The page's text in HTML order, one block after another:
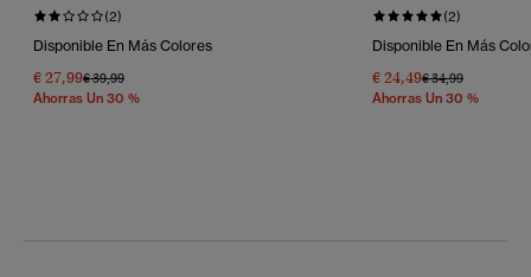
(2)
Disponible En Más Colores
€ 27,99Precio Rebajado De
€ 39,99A
Ahorras Un 30 %
(2)
Disponible En Más
€ 24,49Precio Rebajado
€ 34,99A
Ahorras Un 30 %